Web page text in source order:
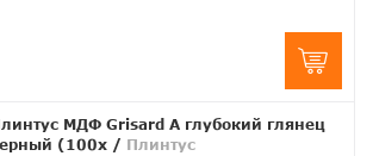
МДФ Grisard A глубокий глянец
(100x / Плинтус